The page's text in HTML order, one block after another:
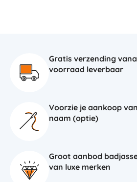
Gratis verzending
voorraad leverbaar
Voorzie je aankoop
naam (optie)
Groot aanbod
van luxe merken